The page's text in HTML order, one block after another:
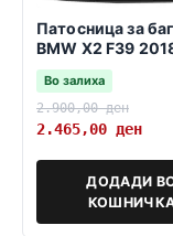
Патосница за
BMW X2 F39
-fiksna zadna
Во залиха
2.900,00ден
2.465,00 ден
ДОДАДИ